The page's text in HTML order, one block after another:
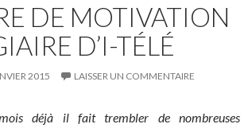
DE MOTIVATION
D’I-TÉLÉ
2015 LAISSER UN COMMENTAIRE
déjà il fait trembler de nombreuses